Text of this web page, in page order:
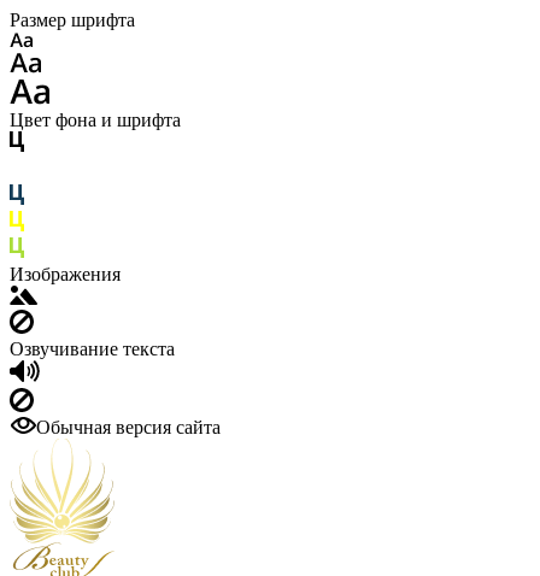
Размер шрифта
Цвет фона и шрифта
Изображения
Озвучивание текста
Обычная версия сайта